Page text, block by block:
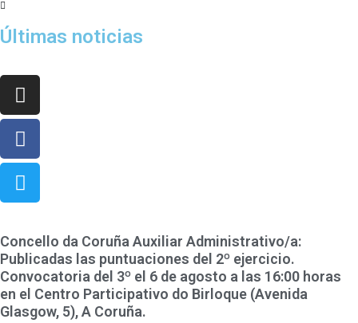
Últimas noticias
Concello da Coruña Auxiliar Administrativo/a:
Publicadas las puntuaciones del 2º ejercicio.
Convocatoria del 3º el 6 de agosto a las 16:00 horas
en el Centro Participativo do Birloque (Avenida
Glasgow, 5), A Coruña.